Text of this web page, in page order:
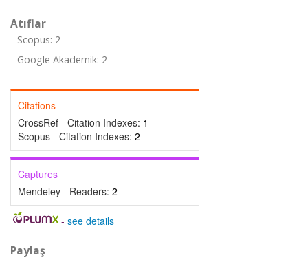
Atıflar
Scopus: 2
Google Akademik: 2
Citations
CrossRef - Citation Indexes: 1
Scopus - Citation Indexes: 2
Captures
Mendeley - Readers: 2
- see details
Paylaş